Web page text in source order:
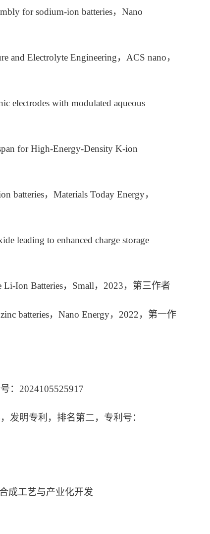
for sodium-ion batteries，Nano
and Electrolyte Engineering，ACS nano，
electrodes with modulated aqueous
for High-Energy‐Density K-ion
batteries，Materials Today Energy，
leading to enhanced charge storage
Li-Ion Batteries，Small，2023，第三作者
batteries，Nano Energy，2022，第一作
：2024105525917
发明专利，排名第二，专利号：
成工艺与产业化开发